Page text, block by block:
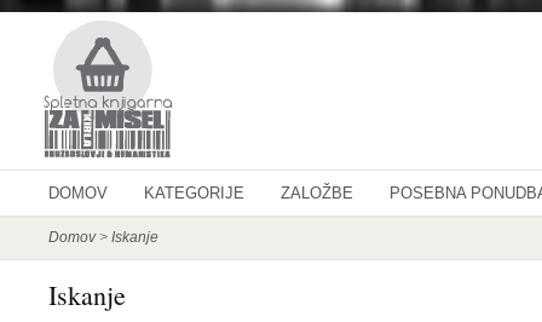
DOMOV KATEGORIJE ZALOŽBE POSEBNA
Domov> Iskanje
Iskanje